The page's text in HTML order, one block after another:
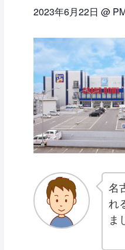
2023年6月22日 @
名
れ
ま